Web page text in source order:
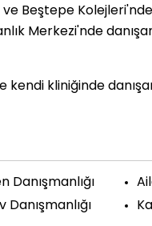
ve Beştepe
Merkezi'nde
kendi kliniğinde
Danışmanlığı
Danışmanlığı